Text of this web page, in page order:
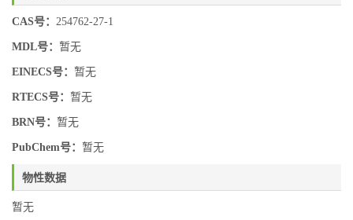
CAS号： 254762-27-1
MDL号： 暂无
EINECS号： 暂无
RTECS号： 暂无
BRN号： 暂无
PubChem号： 暂无
物性数据
暂无